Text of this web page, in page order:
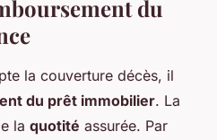
du
la couverture décès, il
du prêt immobilier. La
la quotité assurée. Par